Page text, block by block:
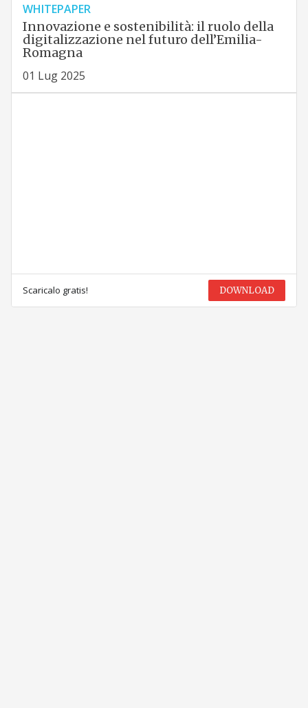
WHITEPAPER
Innovazione e sostenibilità: il ruolo della
digitalizzazione nel futuro dell’Emilia-
Romagna
01 Lug 2025
Scaricalo gratis! DOWNLOAD